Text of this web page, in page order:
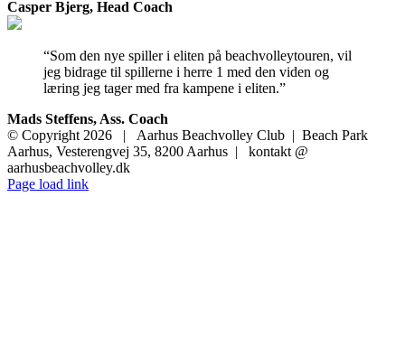
Casper Bjerg, Head Coach
“Som den nye spiller i eliten på beachvolleytouren, vil
jeg bidrage til spillerne i herre 1 med den viden og
læring jeg tager med fra kampene i eliten.”
Mads Steffens, Ass. Coach
© Copyright 2026 | Aarhus Beachvolley Club | Beach Park
Aarhus, Vesterengvej 35, 8200 Aarhus | kontakt @
aarhusbeachvolley.dk
E-
Facebook
Instagram
Spotify
YouTube
Page load link